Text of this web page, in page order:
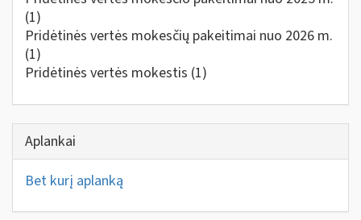
(1)
Pridėtinės vertės mokesčių pakeitimai nuo 2026 m.
(1)
Pridėtinės vertės mokestis (1)
Aplankai
Bet kurį aplanką